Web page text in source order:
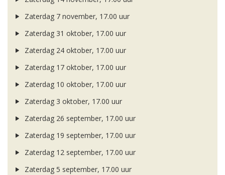
Zaterdag 7 november, 17.00 uur
Zaterdag 31 oktober, 17.00 uur
Zaterdag 24 oktober, 17.00 uur
Zaterdag 17 oktober, 17.00 uur
Zaterdag 10 oktober, 17.00 uur
Zaterdag 3 oktober, 17.00 uur
Zaterdag 26 september, 17.00 uur
Zaterdag 19 september, 17.00 uur
Zaterdag 12 september, 17.00 uur
Zaterdag 5 september, 17.00 uur